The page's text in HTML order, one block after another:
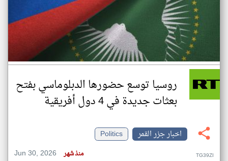
روسيا توسع حضورها الدبلوماسي بفتح
بعثات جديدة في 4 دول أفريقية
اخبار جزر القمر
Politics
Jun 30, 2026
منذ شهر TG39ZI